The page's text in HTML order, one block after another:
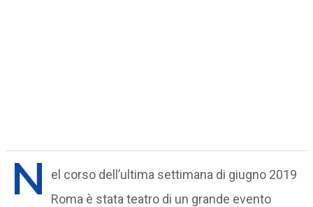
N
el corso dell’ultima settimana di giugno 2019
Roma è stata teatro di un grande evento